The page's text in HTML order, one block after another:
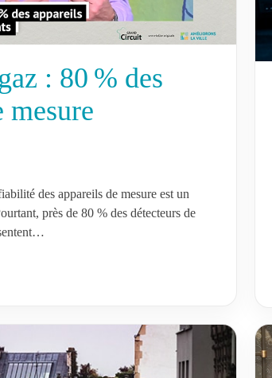
: 80 % des
mesure
des appareils de mesure est un
près de 80 % des détecteurs de